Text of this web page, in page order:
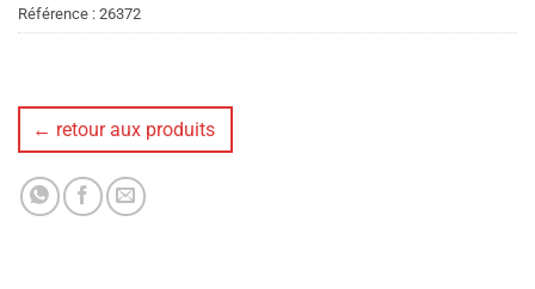
Référence : 26372
← retour aux produits